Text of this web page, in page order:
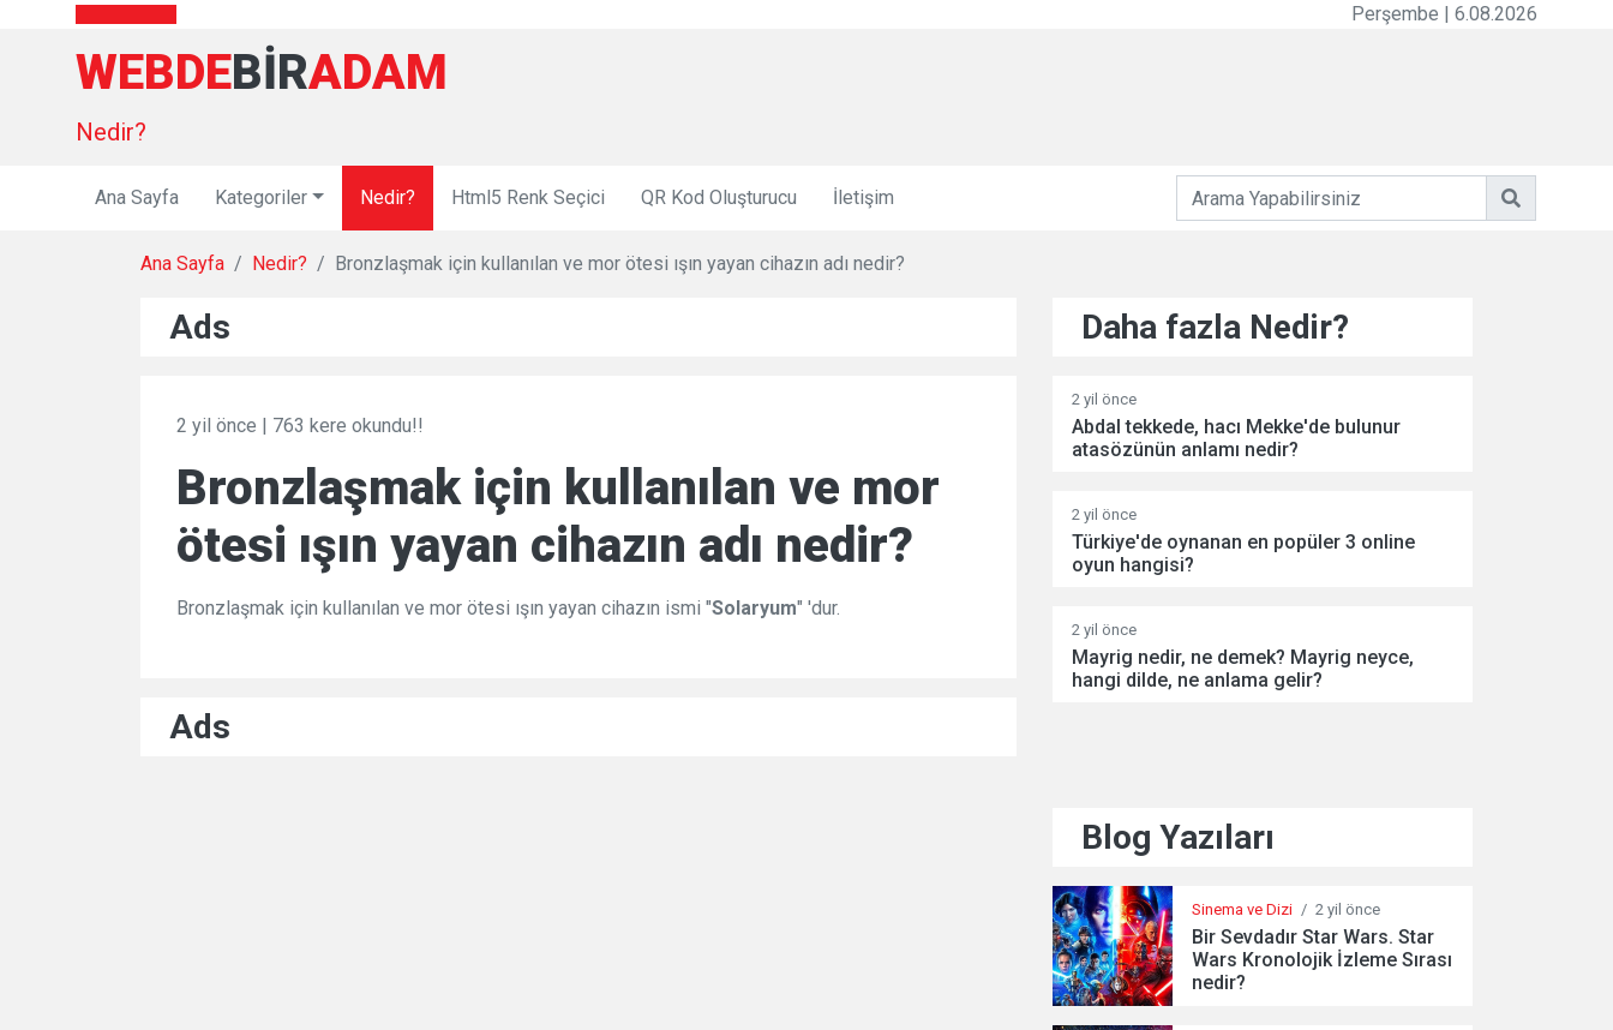
Perşembe | 6.08.2026
WEBDEBIRADAM
Nedir?
Ana Sayfa Kategoriler Nedir? Html5 Renk Seçici QR Kod Oluşturucu İletişim
Ana Sayfa Nedir? Bronzlaşmak için kullanılan ve mor ötesi ışın yayan cihazın adı nedir?
Ads
2 yil önce | 763 kere okundu!!
Bronzlaşmak için kullanılan ve mor
ötesi ışın yayan cihazın adı nedir?
Bronzlaşmak için kullanılan ve mor ötesi ışın yayan cihazın ismi "Solaryum" 'dur.
Ads
Daha fazla Nedir?
2 yil önce
Abdal tekkede, hacı Mekke'de bulunur
atasözünün anlamı nedir?
2 yil önce
Türkiye'de oynanan en popüler 3 online
oyun hangisi?
2 yil önce
Mayrig nedir, ne demek? Mayrig neyce,
hangi dilde, ne anlama gelir?
Blog Yazıları
Sinema ve Dizi / 2 yil önce
Bir Sevdadır Star Wars. Star
Wars Kronolojik İzleme Sırası
nedir?